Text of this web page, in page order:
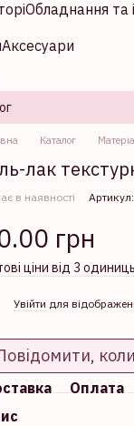
Обладнання та
Аксесуари
Каталог
лак
в наявності
грн
ціни від 3 одиниць
Увійти для
Оплата